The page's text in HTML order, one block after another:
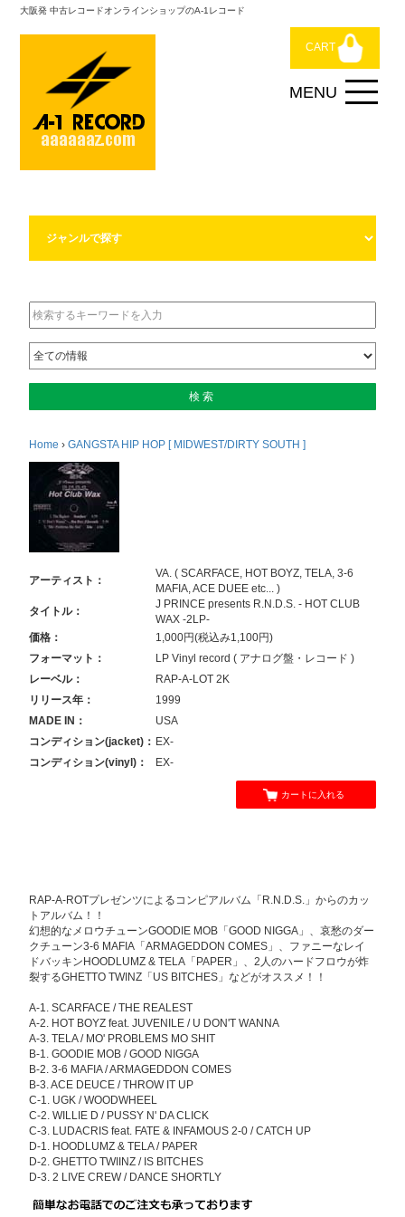
大阪発 中古レコードオンラインショップのA-1レコード
CART
Home ›GANGSTA HIP HOP [ MIDWEST/DIRTY SOUTH ]
アーティスト：
VA. ( SCARFACE, HOT BOYZ, TELA, 3-6
MAFIA, ACE DUEE etc... )
タイトル：
J PRINCE presents R.N.D.S. - HOT CLUB
WAX -2LP-
価格：
1,000円(税込み1,100円)
フォーマット：
LP Vinyl record ( アナログ盤・レコード )
レーベル：
RAP-A-LOT 2K
リリース年：
1999
MADE IN：
USA
コンディション(jacket)： EX-
コンディション(vinyl)：
EX-
カートに入れる
RAP-A-ROTプレゼンツによるコンピアルバム「R.N.D.S.」からのカッ
トアルバム！！
幻想的なメロウチューンGOODIE MOB「GOOD NIGGA」、哀愁のダー
クチューン3-6 MAFIA「ARMAGEDDON COMES」、ファニーなレイ
ドバッキンHOODLUMZ & TELA「PAPER」、2人のハードフロウが炸
裂するGHETTO TWINZ「US BITCHES」などがオススメ！！
A-1. SCARFACE / THE REALEST
A-2. HOT BOYZ feat. JUVENILE / U DON'T WANNA
A-3. TELA / MO' PROBLEMS MO SHIT
B-1. GOODIE MOB / GOOD NIGGA
B-2. 3-6 MAFIA / ARMAGEDDON COMES
B-3. ACE DEUCE / THROW IT UP
C-1. UGK / WOODWHEEL
C-2. WILLIE D / PUSSY N' DA CLICK
C-3. LUDACRIS feat. FATE & INFAMOUS 2-0 / CATCH UP
D-1. HOODLUMZ & TELA / PAPER
D-2. GHETTO TWIINZ / IS BITCHES
D-3. 2 LIVE CREW / DANCE SHORTLY